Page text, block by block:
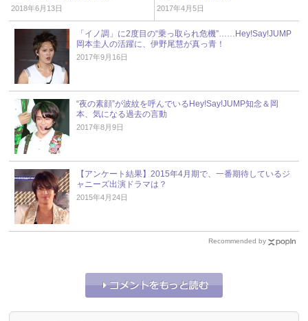
2018年6月13日 2017年4月5日
「イノ調」に2度目の“乗っ取られ危機”……Hey!Say!JUMP
岡本圭人の活躍に、伊野尾慧が真っ青！
2017年9月16日
“夜の素顔”が波紋を呼んでいるHey!Say!JUMP知念＆岡
本、気になる過去の言動
2017年8月9日
【アンケート結果】2015年4月期で、一番期待しているジ
ャニーズ出演ドラマは？
2015年4月24日
Recommended by